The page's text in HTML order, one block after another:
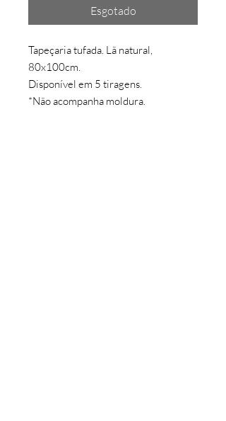
Esgotado
Tapeçaria tufada. Lã natural,
80x100cm.
Disponível em 5 tiragens.
*Não acompanha moldura.